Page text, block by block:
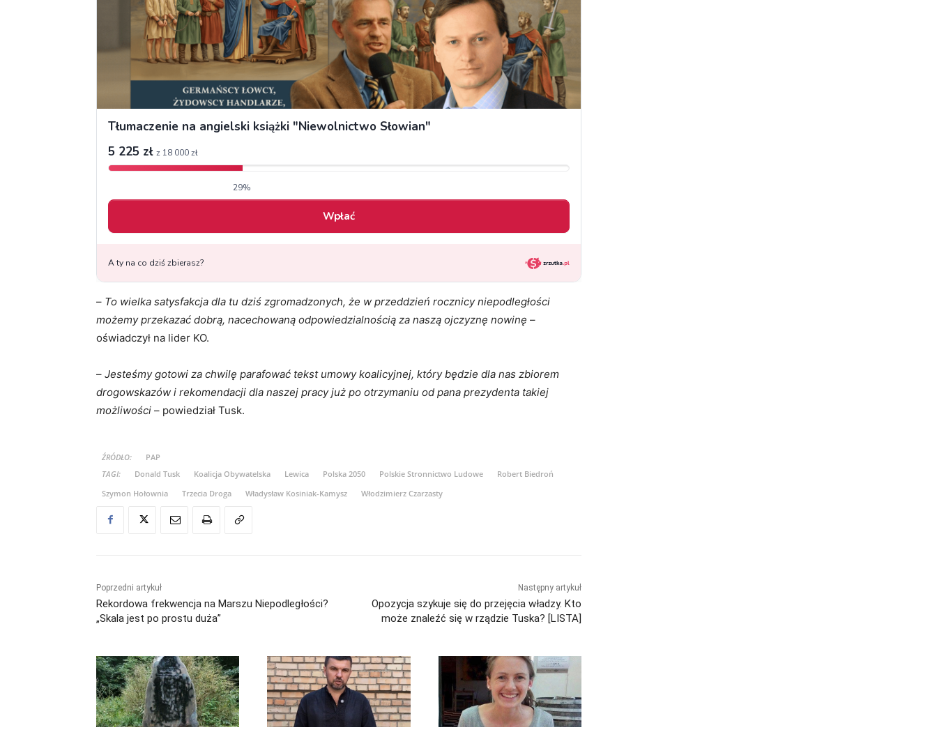
– To wielka satysfakcja dla tu dziś zgromadzonych, że w przeddzień rocznicy niepodległości
możemy przekazać dobrą, nacechowaną odpowiedzialnością za naszą ojczyznę nowinę –
oświadczył na lider KO.
– Jesteśmy gotowi za chwilę parafować tekst umowy koalicyjnej, który będzie dla nas zbiorem
drogowskazów i rekomendacji dla naszej pracy już po otrzymaniu od pana prezydenta takiej
możliwości – powiedział Tusk.
ŹRÓDŁO:
PAP
TAGI:
Donald Tusk Koalicja Obywatelska Lewica Polska 2050 Polskie Stronnictwo Ludowe
Robert Biedroń
Szymon Hołownia
Trzecia Droga Władysław Kosiniak-Kamysz Włodzimierz Czarzasty
Poprzedni artykuł
Rekordowa frekwencja na Marszu Niepodległości?
„Skala jest po prostu duża”
Następny artykuł
Opozycja szykuje się do przejęcia władzy. Kto
może znaleźć się w rządzie Tuska? [LISTA]